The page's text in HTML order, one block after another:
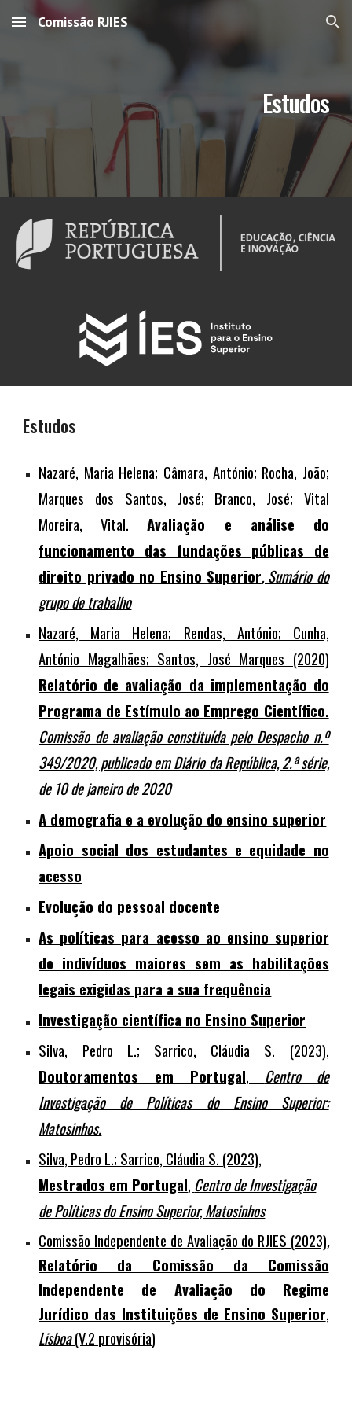
Skip to main content Skip to navigation
Comissão RJIES
Estudos
Estudos
Nazaré, Maria Helena; Câmara, António; Rocha, João;
Marques dos Santos, José; Branco, José; Vital
Moreira, Vital.Avaliação e análise do
funcionamento das fundações públicas de
direito privado no Ensino Superior, Sumário do
grupo de trabalho
Nazaré, Maria Helena; Rendas, António; Cunha,
António Magalhães; Santos, José Marques (2020)
Relatório de avaliação da implementação do
Programa de Estímulo ao Emprego Científico.
Comissão de avaliação constituída pelo Despacho n.º
349/2020, publicado em Diário da República, 2.ª série,
de 10 de janeiro de 2020
A demografia e a evolução do ensino superior
Apoio social dos estudantes e equidade no
acesso
Evolução do pessoal docente
As políticas para acesso ao ensino superior
de indivíduos maiores sem as habilitações
legais exigidas para a sua frequência
Investigação científica no Ensino Superior
Silva, Pedro L.; Sarrico, Cláudia S. (2023),
Doutoramentos em Portugal,
Centro de
Investigação de Políticas do Ensino Superior:
Matosinhos.
Silva, Pedro L.; Sarrico, Cláudia S. (2023),
Mestrados em Portugal, Centro de Investigação
de Políticas do Ensino Superior, Matosinhos
Comissão Independente de Avaliação do RJIES (2023),
Relatório da Comissão da Comissão
Independente de Avaliação do Regime
Jurídico das Instituições de Ensino Superior,
Lisboa(V.2 provisória)